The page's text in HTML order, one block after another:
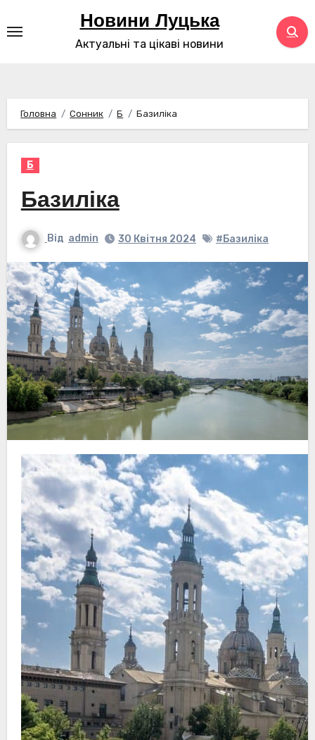
до
Новини Луцька
Актуальні та цікаві новини
Головна Сонник Б Базиліка
Б
Базиліка
Від admin 30 Квітня 2024 #Базиліка